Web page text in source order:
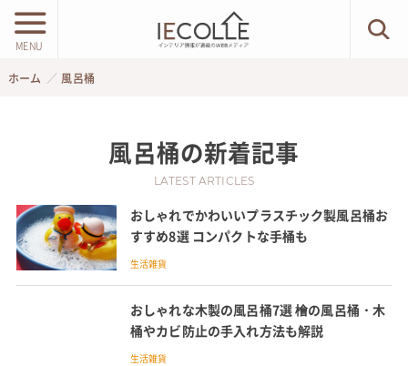
MENU
ホーム 風呂桶
風呂桶の新着記事
LATEST ARTICLES
おしゃれでかわいいプラスチック製風呂桶お
すすめ8選 コンパクトな手桶も
生活雑貨
おしゃれな木製の風呂桶7選 檜の風呂桶・木
桶やカビ防止の手入れ方法も解説
生活雑貨